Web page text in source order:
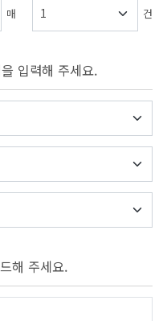
매 건
입력해 주세요.
해 주세요.